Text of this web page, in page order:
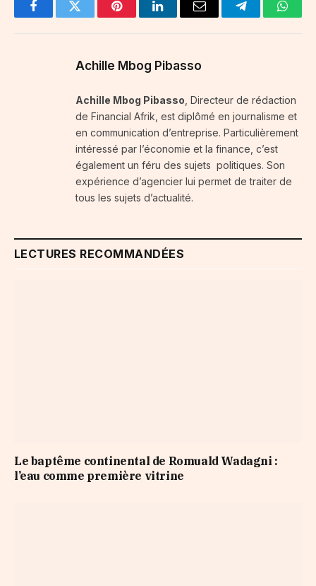
FacebookTwitter PinterestLinkedInEmail Telegram
Achille Mbog Pibasso
Achille Mbog Pibasso , Directeur de rédaction
de Financial Afrik, est diplômé en journalisme et
en communication d’entreprise. Particulièrement
intéressé par l’économie et la finance, c’est
également un féru des sujets politiques. Son
expérience d’agencier lui permet de traiter de
tous les sujets d’actualité.
LECTURES RECOMMANDÉES
Le baptême continental de Romuald Wadagni :
l’eau comme première vitrine